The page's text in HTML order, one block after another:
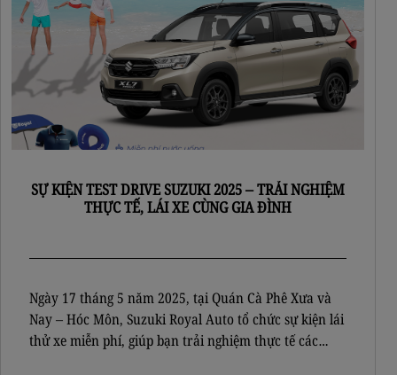
SỰ KIỆN TEST DRIVE SUZUKI 2025 – TRẢI NGHIỆM
THỰC TẾ, LÁI XE CÙNG GIA ĐÌNH
Ngày 17 tháng 5 năm 2025, tại Quán Cà Phê Xưa và
Nay – Hóc Môn, Suzuki Royal Auto tổ chức sự kiện lái
thử xe miễn phí, giúp bạn trải nghiệm thực tế các